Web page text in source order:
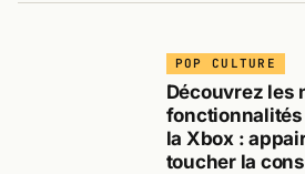
POP CULTURE
Découvrez les
fonctionnalités
la Xbox :
toucher la